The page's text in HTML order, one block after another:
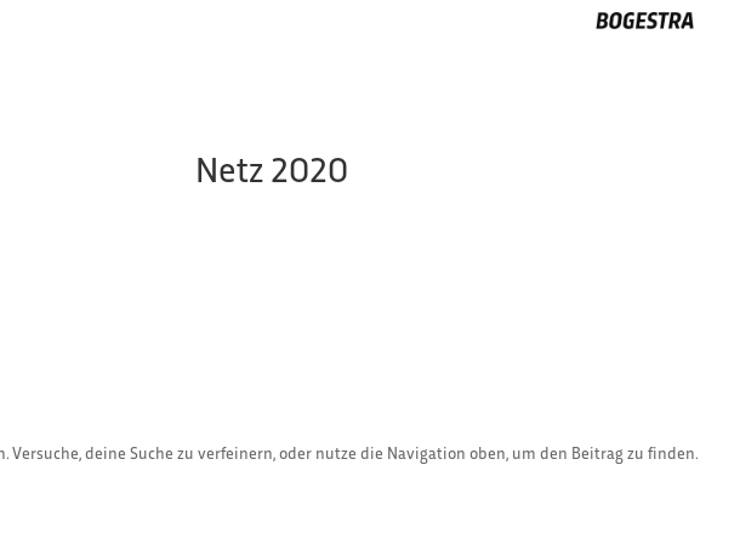
Netz 2020
deine Suche zu verfeinern, oder nutze die Navigation oben, um den Beitrag zu finden.